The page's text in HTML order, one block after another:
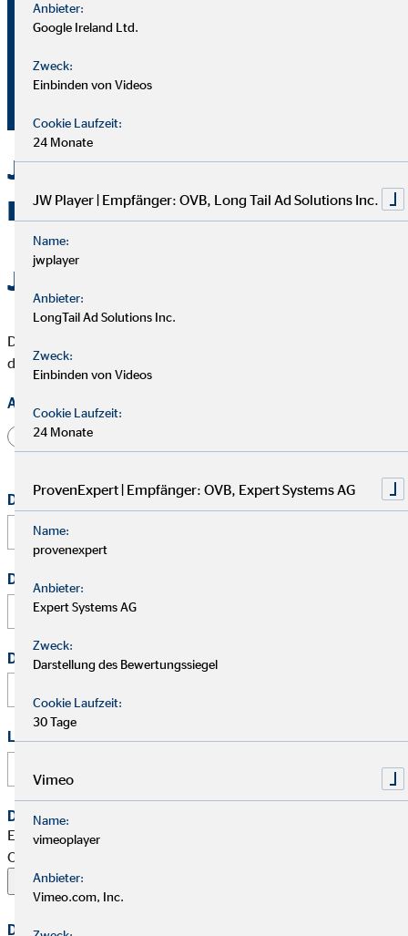
Aufstiegsmöglichkeiten durch Ausbildung und Praxis.
Unterstützung bekommst du von deinem Team und deiner
Jetzt bei OVB in Berlin als
Berater durchstarten
Jetzt bewerben
Die mit * gekennzeichneten Felder müssen ausgefüllt werden,
damit wir Deine Bewerbung bearbeiten können.
Anrede
Herr
Dein vollständiger Name *
Deine E-Mail Adresse
Deine Telefonnummer
Link zu Deinem Business-Profil (Xing / LinkedIn / andere)
Dein Begleitschreiben
Erlaubte Formate: PDF, Word, ZIP, OpenOffice,
OpenDocument, JPG, PNG, BMP | Maximal 20 MB
Deine Nachricht
Anbieter:
Google Ireland Ltd.
Zweck:
Einbinden von Videos
Cookie Laufzeit:
24 Monate
JW Player | Empfänger: OVB, Long Tail Ad Solutions Inc.
Name:
jwplayer
Anbieter:
LongTail Ad Solutions Inc.
Zweck:
Einbinden von Videos
Cookie Laufzeit:
24 Monate
ProvenExpert | Empfänger: OVB, Expert Systems AG
Name:
provenexpert
Anbieter:
Expert Systems AG
Zweck:
Darstellung des Bewertungssiegel
Cookie Laufzeit:
30 Tage
Vimeo
Name:
vimeoplayer
Anbieter:
Vimeo.com, Inc.